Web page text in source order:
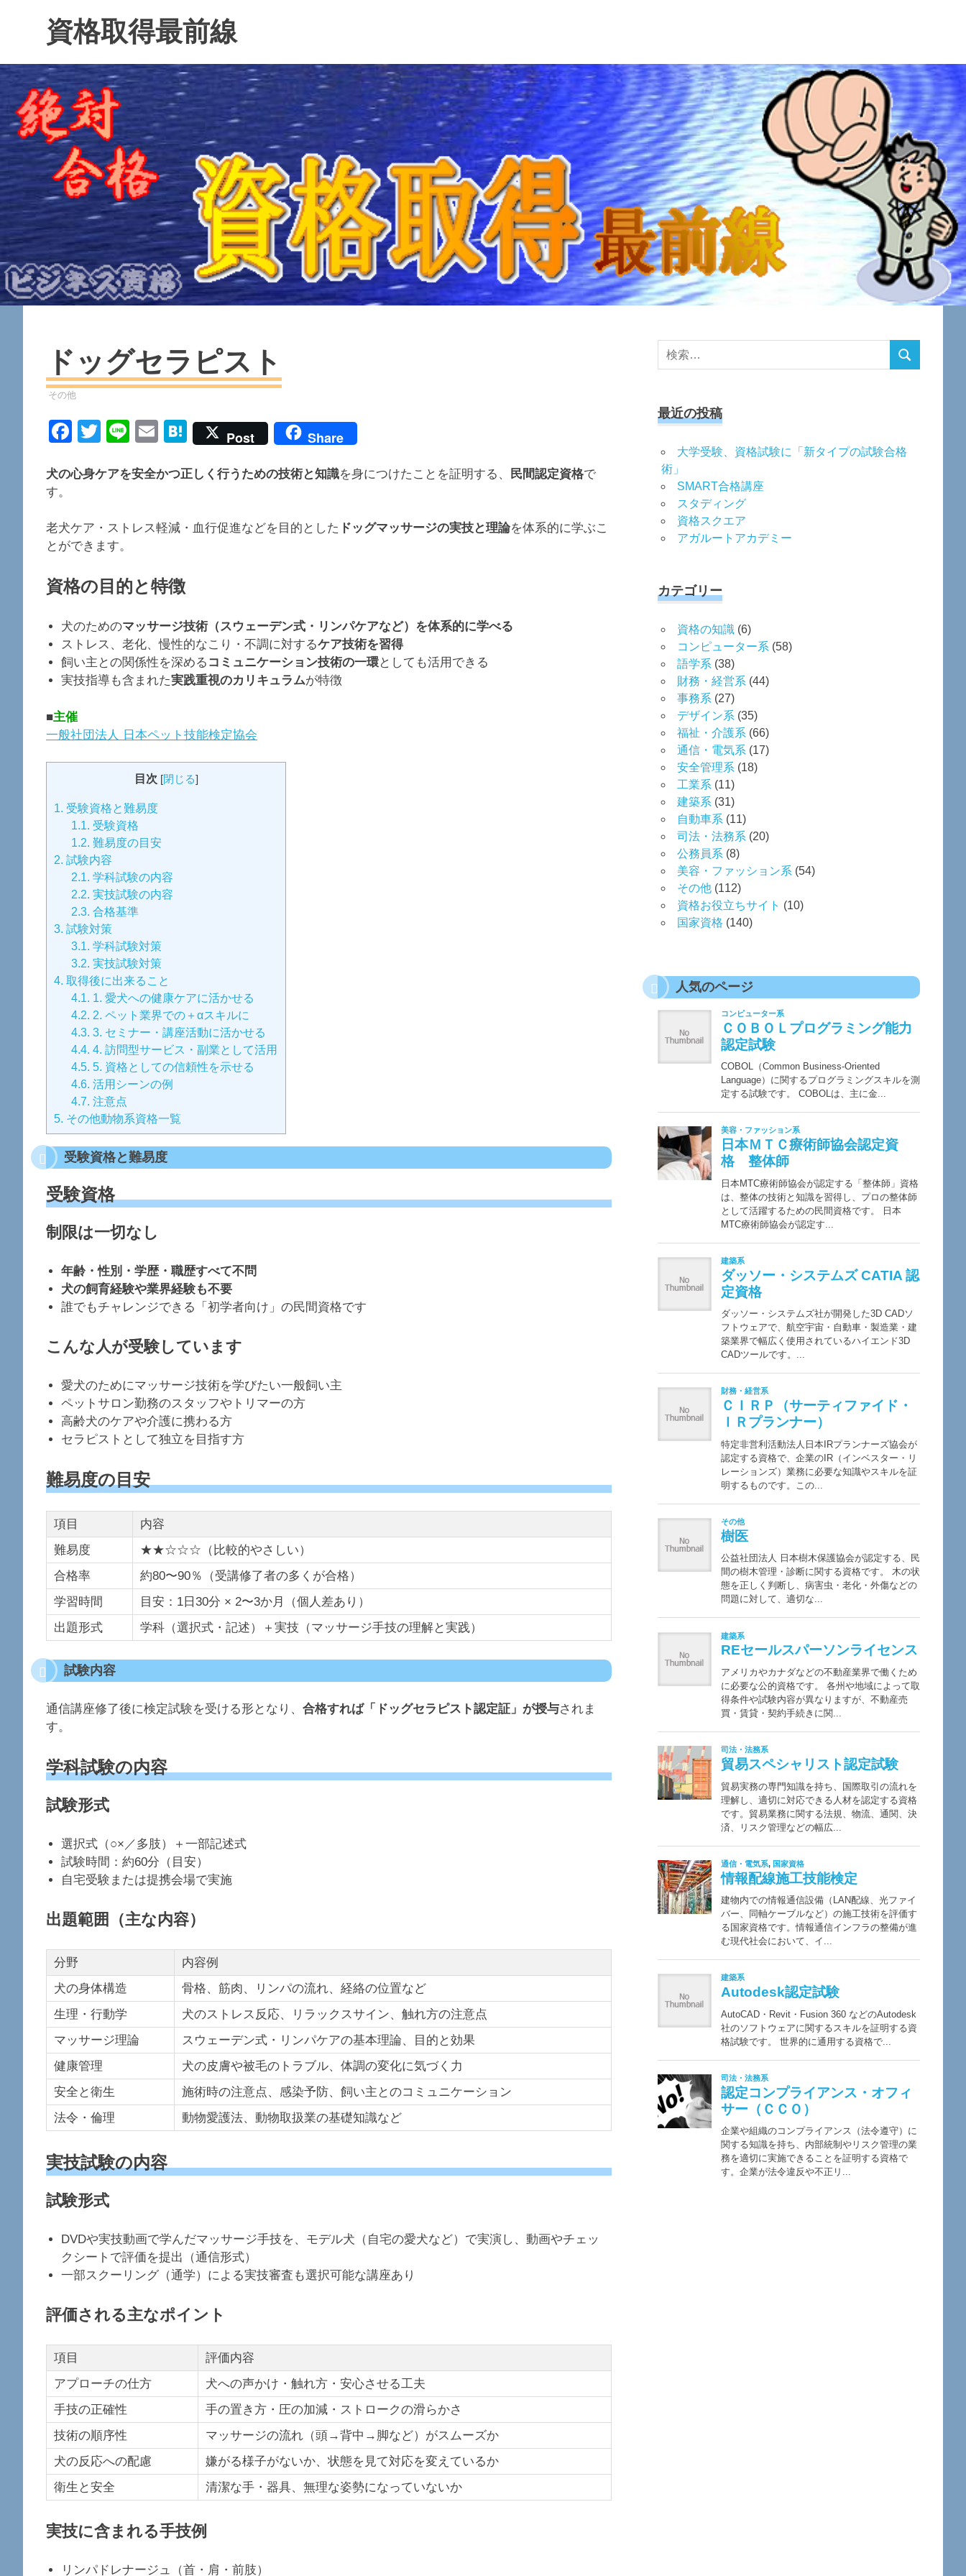
ツ
ス
キ
ッ
プ
資格取得最前線
ドッグセラピスト
資格
その他
Facebook
TwitterLineEmailHatena
Post Share
犬の心身ケアを安全かつ正しく行うための技術と知識を身につけたことを証明する、 民間認定資格で
す。
老犬ケア・ストレス軽減・血行促進などを目的とした ドッグマッサージの実技と理論を体系的に学ぶこ
とができます。
資格の目的と特徴
犬のためのマッサージ技術（スウェーデン式・リンパケアなど）を体系的に学べる
ストレス、老化、慢性的なこり・不調に対するケア技術を習得
飼い主との関係性を深める コミュニケーション技術の一環としても活用できる
実技指導も含まれた実践重視のカリキュラムが特徴
■主催
一般社団法人 日本ペット技能検定協会
目次 [閉じる]
1. 受験資格と難易度
1.1. 受験資格
1.2. 難易度の目安
2. 試験内容
2.1. 学科試験の内容
2.2. 実技試験の内容
2.3. 合格基準
3. 試験対策
3.1. 学科試験対策
3.2. 実技試験対策
4. 取得後に出来ること
4.1. 1. 愛犬への健康ケアに活かせる
4.2. 2. ペット業界での＋αスキルに
4.3. 3. セミナー・講座活動に活かせる
4.4. 4. 訪問型サービス・副業として活用
4.5. 5. 資格としての信頼性を示せる
4.6. 活用シーンの例
4.7. 注意点
5. その他動物系資格一覧
受験資格と難易度
受験資格
制限は一切なし
年齢・性別・学歴・職歴すべて不問
犬の飼育経験や業界経験も不要
誰でもチャレンジできる「初学者向け」の民間資格です
こんな人が受験しています
愛犬のためにマッサージ技術を学びたい一般飼い主
ペットサロン勤務のスタッフやトリマーの方
高齢犬のケアや介護に携わる方
セラピストとして独立を目指す方
難易度の目安
項目
内容
難易度
★★☆☆☆（比較的やさしい）
合格率
約80〜90％（受講修了者の多くが合格）
学習時間
目安：1日30分 × 2〜3か月（個人差あり）
出題形式
学科（選択式・記述）＋実技（マッサージ手技の理解と実践）
試験内容
通信講座修了後に検定試験を受ける形となり、 合格すれば「ドッグセラピスト認定証」が授与されま
す。
学科試験の内容
試験形式
選択式（○×／多肢）＋一部記述式
試験時間：約60分（目安）
自宅受験または提携会場で実施
出題範囲（主な内容）
分野
内容例
犬の身体構造
骨格、筋肉、リンパの流れ、経絡の位置など
生理・行動学
犬のストレス反応、リラックスサイン、触れ方の注意点
マッサージ理論
スウェーデン式・リンパケアの基本理論、目的と効果
健康管理
犬の皮膚や被毛のトラブル、体調の変化に気づく力
安全と衛生
施術時の注意点、感染予防、飼い主とのコミュニケーション
法令・倫理
動物愛護法、動物取扱業の基礎知識など
実技試験の内容
試験形式
DVDや実技動画で学んだマッサージ手技を、モデル犬（自宅の愛犬など）で実演し、動画やチェッ
クシートで評価を提出（通信形式）
一部スクーリング（通学）による実技審査も選択可能な講座あり
評価される主なポイント
項目
評価内容
アプローチの仕方
犬への声かけ・触れ方・安心させる工夫
手技の正確性
手の置き方・圧の加減・ストロークの滑らかさ
技術の順序性
マッサージの流れ（頭→背中→脚など）がスムーズか
犬の反応への配慮
嫌がる様子がないか、状態を見て対応を変えているか
衛生と安全
清潔な手・器具、無理な姿勢になっていないか
実技に含まれる手技例
リンパドレナージュ（首・肩・前肢）
検
検
最近の投稿
大学受験、資格試験に「新タイプの試験合格
術」
SMART合格講座
スタディング
資格スクエア
アガルートアカデミー
カテゴリー
資格の知識 (6)
コンピューター系 (58)
語学系 (38)
財務・経営系 (44)
事務系 (27)
デザイン系 (35)
福祉・介護系 (66)
通信・電気系 (17)
安全管理系 (18)
工業系 (11)
建築系 (31)
自動車系 (11)
司法・法務系 (20)
公務員系 (8)
美容・ファッション系 (54)
その他 (112)
資格お役立ちサイト (10)
国家資格 (140)
人気のページ